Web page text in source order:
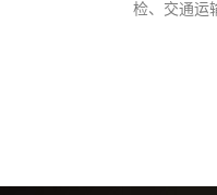
检、交通运